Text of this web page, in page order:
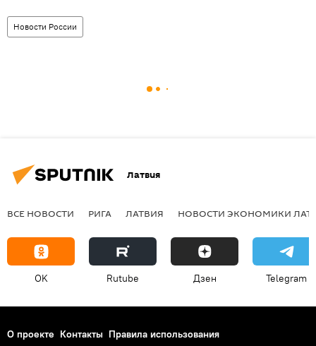
Новости России
Латвия
ВСЕ НОВОСТИ РИГА ЛАТВИЯ НОВОСТИ ЭКОНОМИКИ
OK Rutube Дзен Telegram
О проекте Контакты Правила использования